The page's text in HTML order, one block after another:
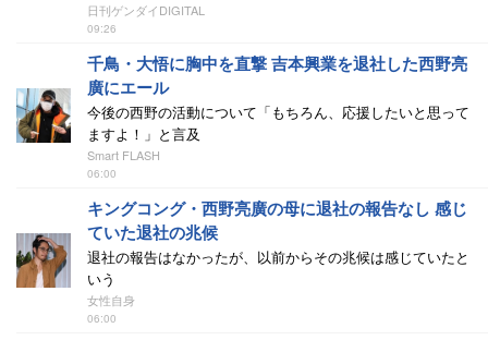
日刊ゲンダイDIGITAL
09:26
千鳥・大悟に胸中を直撃 吉本興業を退社した西野亮
廣にエール
今後の西野の活動について「もちろん、応援したいと思って
ますよ！」と言及
Smart FLASH
06:00
キングコング・西野亮廣の母に退社の報告なし 感じ
ていた退社の兆候
退社の報告はなかったが、以前からその兆候は感じていたと
いう
女性自身
06:00